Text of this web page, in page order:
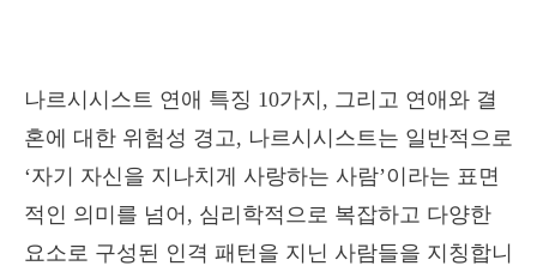
나르시시스트 연애 특징 10가지, 그리고 연애와 결
혼에 대한 위험성 경고, 나르시시스트는 일반적으로
‘자기 자신을 지나치게 사랑하는 사람’이라는 표면
적인 의미를 넘어, 심리학적으로 복잡하고 다양한
요소로 구성된 인격 패턴을 지닌 사람들을 지칭합니